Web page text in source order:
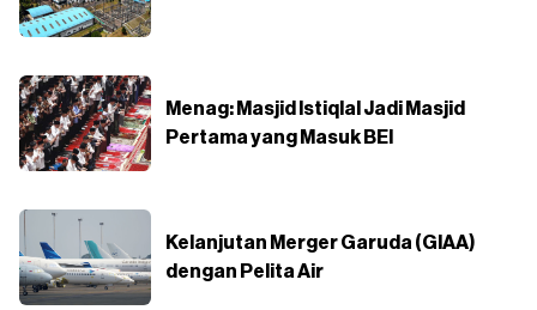
Menag: Masjid Istiqlal Jadi Masjid
Pertama yang Masuk BEI
Kelanjutan Merger Garuda (GIAA)
dengan Pelita Air